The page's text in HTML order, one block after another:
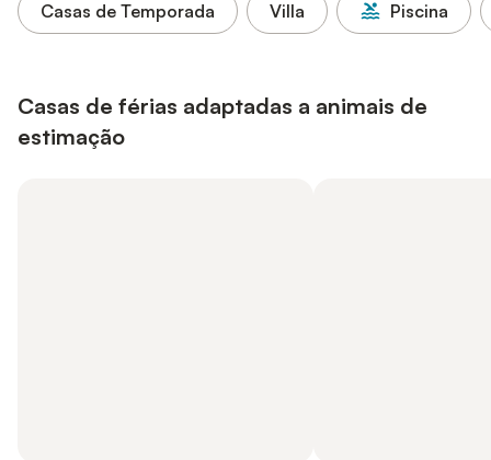
Casas de Temporada Villa Piscina
Casas de férias adaptadas a animais de
estimação